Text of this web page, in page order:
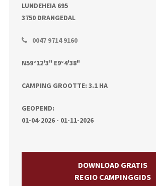
LUNDEHEIA 695
3750 DRANGEDAL
0047 9714 9160
N59°12'3" E9°4'38"
CAMPING GROOTTE: 3.1 HA
GEOPEND:
01-04-2026 - 01-11-2026
DOWNLOAD GRATIS
REGIO CAMPINGGIDS